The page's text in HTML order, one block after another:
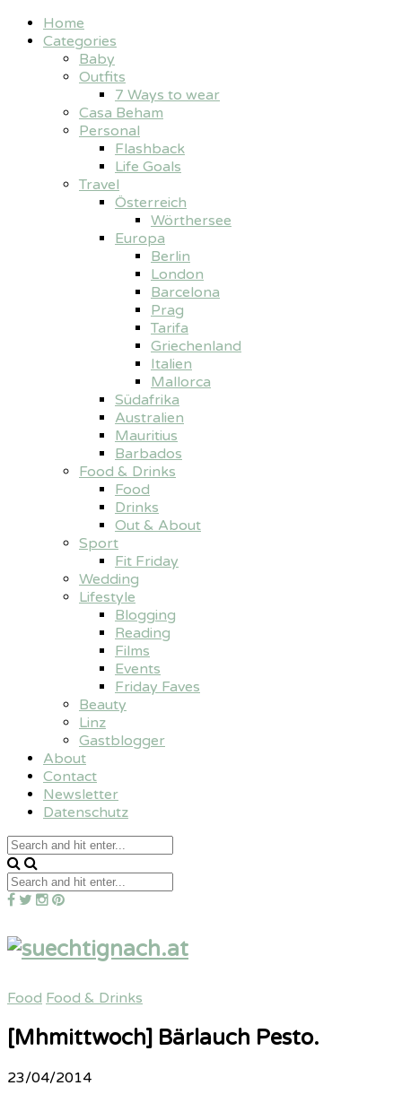
Home
Categories
Baby
Outfits
7 Ways to wear
Casa Beham
Personal
Flashback
Life Goals
Travel
Österreich
Wörthersee
Europa
Berlin
London
Barcelona
Prag
Tarifa
Griechenland
Italien
Mallorca
Südafrika
Australien
Mauritius
Barbados
Food & Drinks
Food
Drinks
Out & About
Sport
Fit Friday
Wedding
Lifestyle
Blogging
Reading
Films
Events
Friday Faves
Beauty
Linz
Gastblogger
About
Contact
Newsletter
Datenschutz
Food Food & Drinks
[Mhmittwoch] Bärlauch Pesto.
23/04/2014